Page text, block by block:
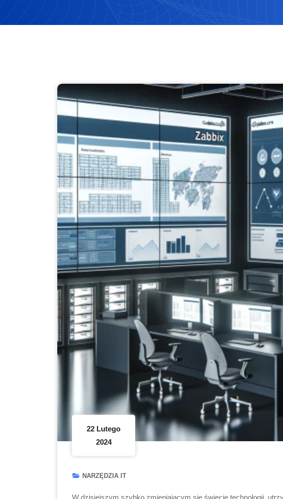
22 Lutego
2024
NARZĘDZIA IT
W dzisiejszym szybko zmieniającym się świecie technologii,